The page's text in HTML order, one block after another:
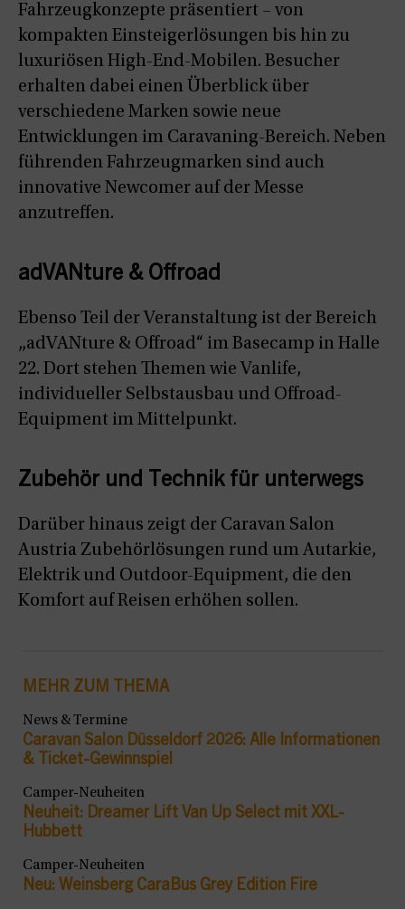
Fahrzeugkonzepte präsentiert – von
kompakten Einsteigerlösungen bis hin zu
luxuriösen High-End-Mobilen. Besucher
erhalten dabei einen Überblick über
verschiedene Marken sowie neue
Entwicklungen im Caravaning-Bereich. Neben
führenden Fahrzeugmarken sind auch
innovative Newcomer auf der Messe
anzutreffen.
adVANture & Offroad
Ebenso Teil der Veranstaltung ist der Bereich
„adVANture & Offroad“ im Basecamp in Halle
22. Dort stehen Themen wie Vanlife,
individueller Selbstausbau und Offroad-
Equipment im Mittelpunkt.
Zubehör und Technik für unterwegs
Darüber hinaus zeigt der Caravan Salon
Austria Zubehörlösungen rund um Autarkie,
Elektrik und Outdoor-Equipment, die den
Komfort auf Reisen erhöhen sollen.
MEHR ZUM THEMA
News & Termine
Caravan Salon Düsseldorf 2026: Alle Informationen
& Ticket-Gewinnspiel
Camper-Neuheiten
Neuheit: Dreamer Lift Van Up Select mit XXL-
Hubbett
Camper-Neuheiten
Neu: Weinsberg CaraBus Grey Edition Fire